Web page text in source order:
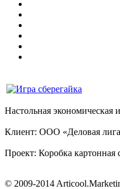
Настольная экономическая
Клиент: ООО «Деловая
Проект: Коробка
© 2009-2014